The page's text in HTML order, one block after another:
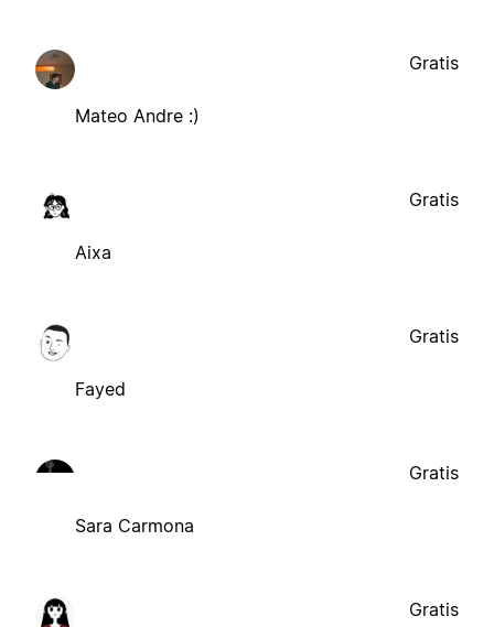
Mateo Andre :)
Gratis
Aixa
Gratis
Fayed
Gratis
Sara Carmona
Gratis
Gratis